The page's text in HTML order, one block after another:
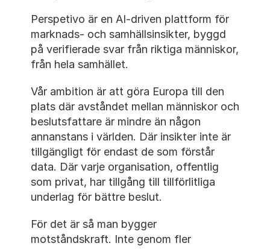
Perspetivo är en AI-driven plattform för
marknads- och samhällsinsikter, byggd
på verifierade svar från riktiga människor,
från hela samhället.
Vår ambition är att göra Europa till den
plats där avståndet mellan människor och
beslutsfattare är mindre än någon
annanstans i världen. Där insikter inte är
tillgängligt för endast de som förstår
data. Där varje organisation, offentlig
som privat, har tillgång till tillförlitliga
underlag för bättre beslut.
För det är så man bygger
motståndskraft. Inte genom fler